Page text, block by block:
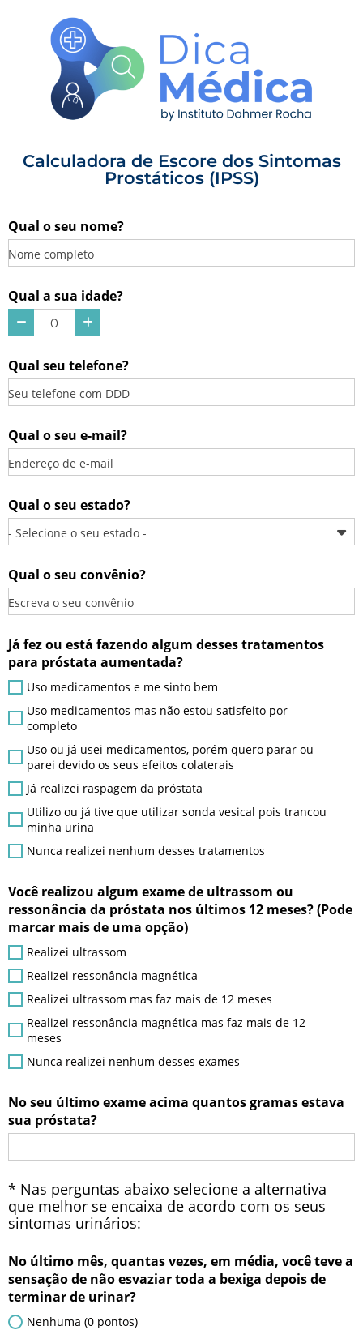
Calculadora de Escore dos Sintomas
Prostáticos (IPSS)
Qual o seu nome?
Nome completo
Qual a sua idade?
Qual seu telefone?
Seu telefone com DDD
Qual o seu e-mail?
Endereço de e-mail
Qual o seu estado?
- Selecione o seu estado -
Qual o seu convênio?
Escreva o seu convênio
Já fez ou está fazendo algum desses tratamentos
para próstata aumentada?
Uso medicamentos e me sinto bem
Uso medicamentos mas não estou satisfeito por
completo
Uso ou já usei medicamentos, porém quero parar ou
parei devido os seus efeitos colaterais
Já realizei raspagem da próstata
Utilizo ou já tive que utilizar sonda vesical pois trancou
minha urina
Nunca realizei nenhum desses tratamentos
Você realizou algum exame de ultrassom ou
ressonância da próstata nos últimos 12 meses? (Pode
marcar mais de uma opção)
Realizei ultrassom
Realizei ressonância magnética
Realizei ultrassom mas faz mais de 12 meses
Realizei ressonância magnética mas faz mais de 12
meses
Nunca realizei nenhum desses exames
No seu último exame acima quantos gramas estava
sua próstata?
* Nas perguntas abaixo selecione a alternativa
que melhor se encaixa de acordo com os seus
sintomas urinários:
No último mês, quantas vezes, em média, você teve a
sensação de não esvaziar toda a bexiga depois de
terminar de urinar?
Nenhuma (0 pontos)